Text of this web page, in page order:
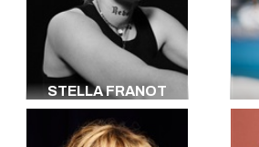
STELLA FRANOT